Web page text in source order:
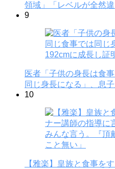
領域」「レベルが全然違
9
医者「子供の身長は食
同じ身長になる」、息
10
【雅楽】皇族と食事を